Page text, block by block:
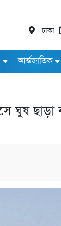
ঢাকা
আর্ন্তজাতিক
ঘুষ